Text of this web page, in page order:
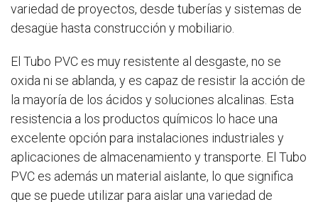
variedad de proyectos, desde tuberías y sistemas de
desagüe hasta construcción y mobiliario.
El Tubo PVC es muy resistente al desgaste, no se
oxida ni se ablanda, y es capaz de resistir la acción de
la mayoría de los ácidos y soluciones alcalinas. Esta
resistencia a los productos químicos lo hace una
excelente opción para instalaciones industriales y
aplicaciones de almacenamiento y transporte. El Tubo
PVC es además un material aislante, lo que significa
que se puede utilizar para aislar una variedad de